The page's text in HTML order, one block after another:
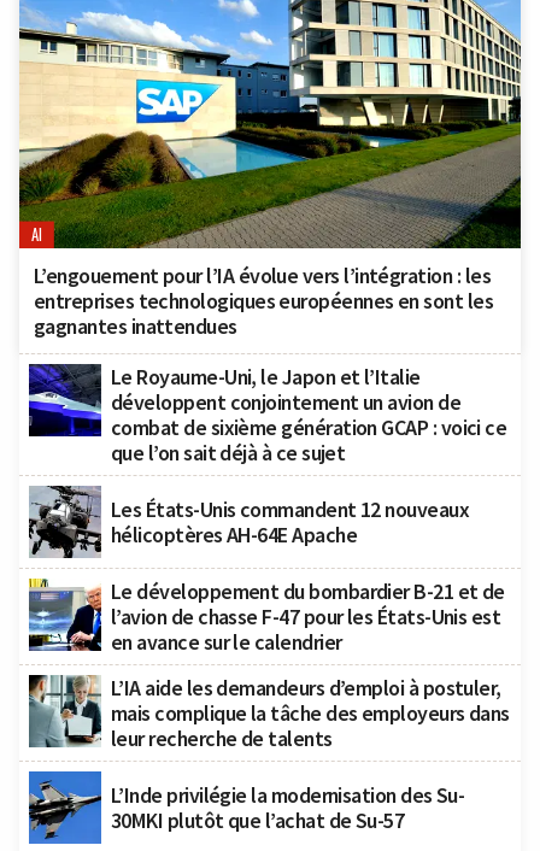
AI
L’engouement pour l’IA évolue vers l’intégration : les
entreprises technologiques européennes en sont les
gagnantes inattendues
Le Royaume-Uni, le Japon et l’Italie
développent conjointement un avion de
combat de sixième génération GCAP : voici ce
que l’on sait déjà à ce sujet
Les États-Unis commandent 12 nouveaux
hélicoptères AH-64E Apache
Le développement du bombardier B-21 et de
l’avion de chasse F-47 pour les États-Unis est
en avance sur le calendrier
L’IA aide les demandeurs d’emploi à postuler,
mais complique la tâche des employeurs dans
leur recherche de talents
L’Inde privilégie la modernisation des Su-
30MKI plutôt que l’achat de Su-57